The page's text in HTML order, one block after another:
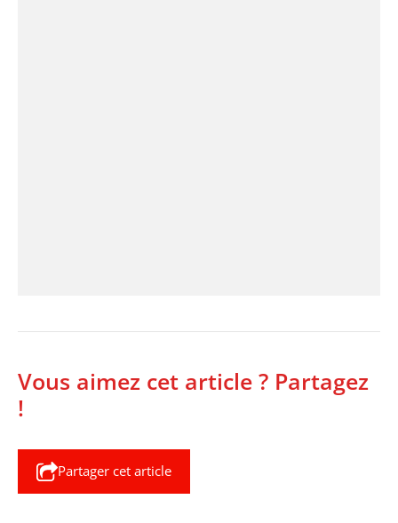
Vous aimez cet article ? Partagez
!
Partager cet article